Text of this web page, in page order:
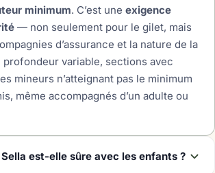
minimum. C’est une exigence
— non seulement pour le gilet, mais
d’assurance et la nature de la
variable, sections avec
mineurs n’atteignant pas le minimum
même accompagnés d’un adulte ou
est-elle sûre avec les enfants ?